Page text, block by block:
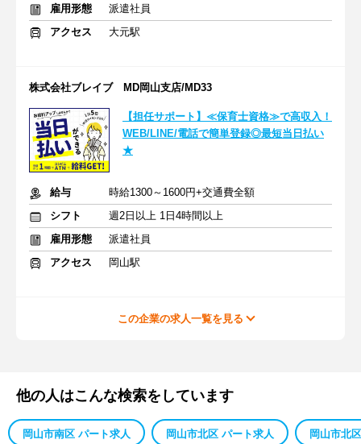
雇用形態
派遣社員
アクセス
大元駅
株式会社ブレイブ MD岡山支店/MD33
【担任サポート】≪保育士資格≫で高収入！
WEB/LINE/電話で簡単登録◎最短当日払い
★
給与
時給1300～1600円+交通費全額
シフト
週2日以上 1日4時間以上
雇用形態
派遣社員
アクセス
岡山駅
この企業の求人一覧を見る
他の人はこんな検索をしています
岡山市南区 パート求人 岡山市北区 パート求人 岡山市北